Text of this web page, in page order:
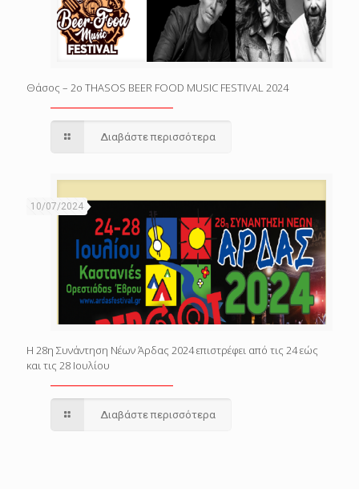
Θάσος – 2o THASOS BEER FOOD MUSIC FESTIVAL 2024
Διαβάστε περισσότερα
10/07/2024
Η 28η Συνάντηση Νέων Άρδας 2024 επιστρέφει από τις 24 εώς
και τις 28 Ιουλίου
Διαβάστε περισσότερα